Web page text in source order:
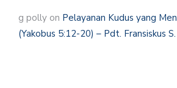
g polly on Pelayanan Kudus yang
(Yakobus 5:12-20) – Pdt. Fransiskus